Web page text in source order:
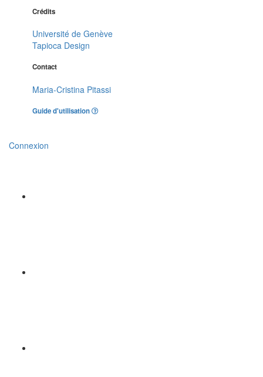
Crédits
Université de Genève
Tapioca Design
Contact
Maria-Cristina Pitassi
Guide d'utilisation
Connexion